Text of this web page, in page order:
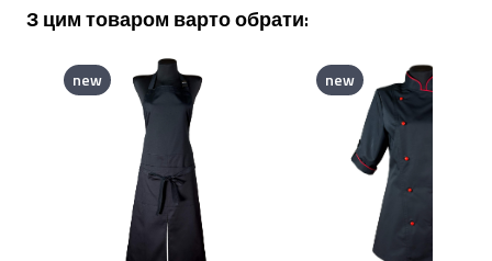
З цим товаром варто обрати:
new new